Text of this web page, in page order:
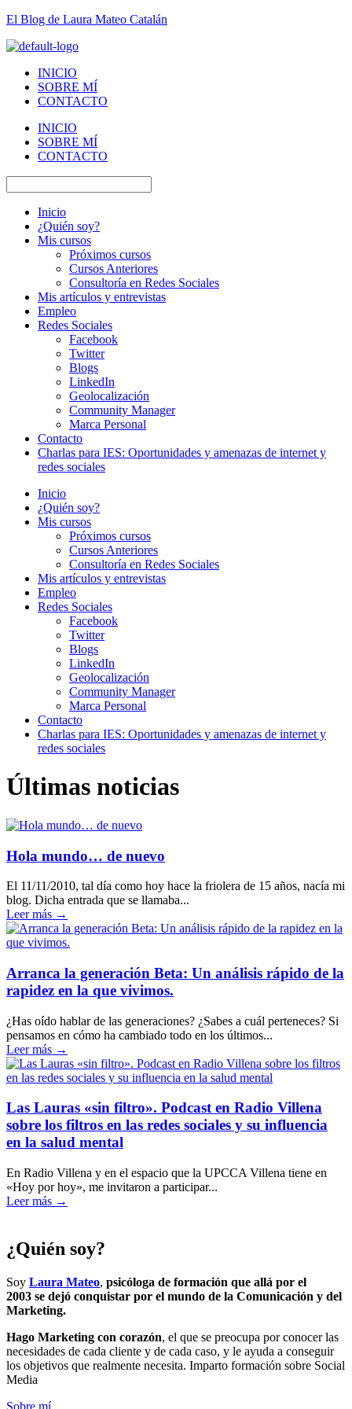
El Blog de Laura Mateo Catalán
INICIO
SOBRE MÍ
CONTACTO
INICIO
SOBRE MÍ
CONTACTO
Inicio
¿Quién soy?
Mis cursos
Próximos cursos
Cursos Anteriores
Consultoría en Redes Sociales
Mis artículos y entrevistas
Empleo
Redes Sociales
Facebook
Twitter
Blogs
LinkedIn
Geolocalización
Community Manager
Marca Personal
Contacto
Charlas para IES: Oportunidades y amenazas de internet y
redes sociales
Inicio
¿Quién soy?
Mis cursos
Próximos cursos
Cursos Anteriores
Consultoría en Redes Sociales
Mis artículos y entrevistas
Empleo
Redes Sociales
Facebook
Twitter
Blogs
LinkedIn
Geolocalización
Community Manager
Marca Personal
Contacto
Charlas para IES: Oportunidades y amenazas de internet y
redes sociales
Últimas noticias
Hola mundo… de nuevo
El 11/11/2010, tal día como hoy hace la friolera de 15 años, nacía mi
blog. Dicha entrada que se llamaba...
Leer más →
Arranca la generación Beta: Un análisis rápido de la
rapidez en la que vivimos.
¿Has oído hablar de las generaciones? ¿Sabes a cuál perteneces? Si
pensamos en cómo ha cambiado todo en los últimos...
Leer más →
Las Lauras «sin filtro». Podcast en Radio Villena
sobre los filtros en las redes sociales y su influencia
en la salud mental
En Radio Villena y en el espacio que la UPCCA Villena tiene en
«Hoy por hoy», me invitaron a participar...
Leer más →
¿Quién soy?
Soy Laura Mateo, psicóloga de formación que allá por el
2003 se dejó conquistar por el mundo de la Comunicación y del
Marketing.
Hago Marketing con corazón, el que se preocupa por conocer las
necesidades de cada cliente y de cada caso, y le ayuda a conseguir
los objetivos que realmente necesita. Imparto formación sobre Social
Media
Sobre mí